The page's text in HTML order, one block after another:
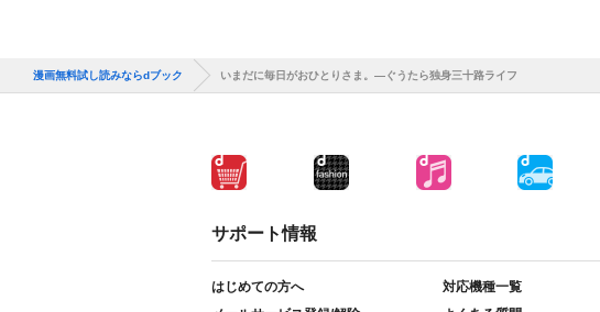
漫画無料試し読みならdブック いまだに毎日がおひとりさま。―ぐうたら独身三十路ライフ
サポート情報
はじめての方へ
対応機種一覧